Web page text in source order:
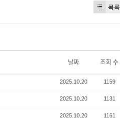
목록
날짜 조회 수
2025.10.20 1159
2025.10.20 1131
2025.10.20 1161